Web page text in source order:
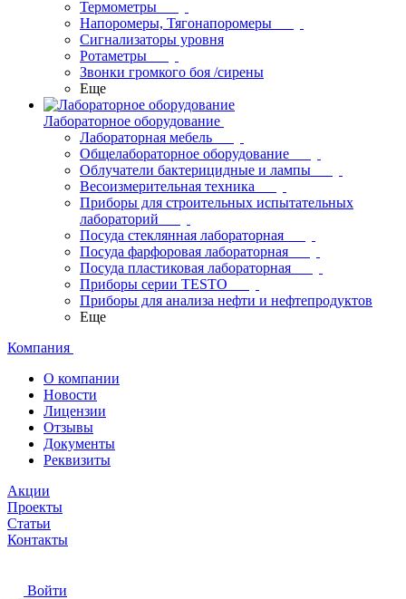
Термометры
Напоромеры, Тягонапоромеры
Сигнализаторы уровня
Ротаметры
Звонки громкого боя /сирены
Еще
Лабораторное оборудование
Лабораторная мебель
Общелабораторное оборудование
Облучатели бактерицидные и лампы
Весоизмерительная техника
Приборы для строительных испытательных
лабораторий
Посуда стеклянная лабораторная
Посуда фарфоровая лабораторная
Посуда пластиковая лабораторная
Приборы серии TESTO
Приборы для анализа нефти и нефтепродуктов
Еще
Компания
О компании
Новости
Лицензии
Отзывы
Документы
Реквизиты
Акции
Проекты
Статьи
Контакты
Войти